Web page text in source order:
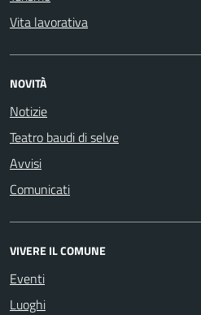
Vita lavorativa
NOVITÀ
Notizie
Teatro baudi di selve
Avvisi
Comunicati
VIVERE IL COMUNE
Eventi
Luoghi